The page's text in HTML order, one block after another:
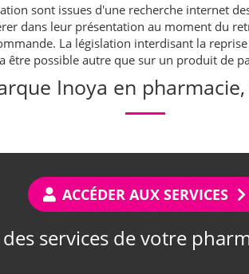
sont issues d'une recherche internet
dans leur présentation au moment du
La législation interdisant la
être possible autre que sur un produit de
Inoya en pharmacie,
ACCÉDER AUX SERVICES
services de votre